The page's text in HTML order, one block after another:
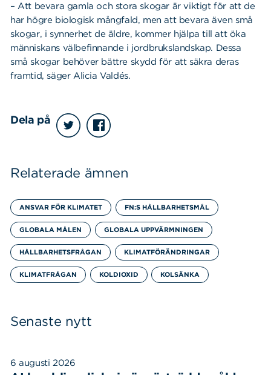
– Att bevara gamla och stora skogar är viktigt för att de
har högre biologisk mångfald, men att bevara även små
skogar, i synnerhet de äldre, kommer hjälpa till att öka
människans välbefinnande i jordbrukslandskap. Dessa
små skogar behöver bättre skydd för att säkra deras
framtid, säger Alicia Valdés.
Dela på
Relaterade ämnen
ANSVAR FÖR KLIMATET FN:S HÅLLBARHETSMÅL
GLOBALA MÅLEN GLOBALA UPPVÄRMNINGEN
HÅLLBARHETSFRÅGAN KLIMATFÖRÄNDRINGAR
KLIMATFRÅGAN KOLDIOXID KOLSÄNKA
Senaste nytt
6 augusti 2026